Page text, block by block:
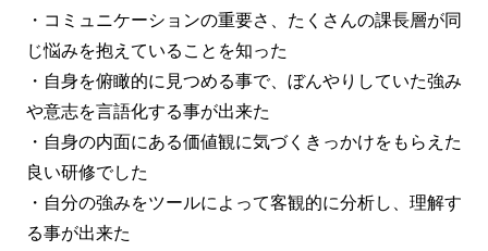
・コミュニケーションの重要さ、たくさんの課長層が同
じ悩みを抱えていることを知った
・自身を俯瞰的に見つめる事で、ぼんやりしていた強み
や意志を言語化する事が出来た
・自身の内面にある価値観に気づくきっかけをもらえた
良い研修でした
・自分の強みをツールによって客観的に分析し、理解す
る事が出来た